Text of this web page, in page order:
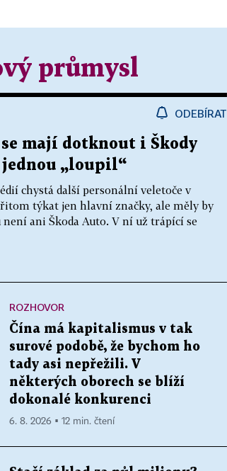
průmysl
ODEBÍRAT
se mají dotknout i Škody
„loupil“
chystá další personální veletoče v
týkat jen hlavní značky, ale měly by
ani Škoda Auto. V ní už trápící se
ROZHOVOR
Čína má kapitalismus v tak
surové podobě, že bychom ho
tady asi nepřežili. V
některých oborech se blíží
dokonalé konkurenci
6. 8. 2026 ▪ 12 min. čtení